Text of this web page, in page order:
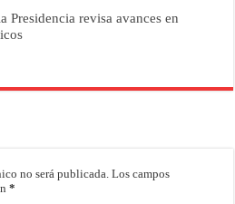
Presidencia revisa avances en
no será publicada. Los campos
*